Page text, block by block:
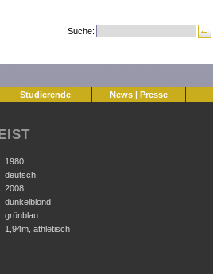
Suche:
Studierende News | Presse
1980
deutsch
2008
dunkelblond
grünblau
1,94m, athletisch